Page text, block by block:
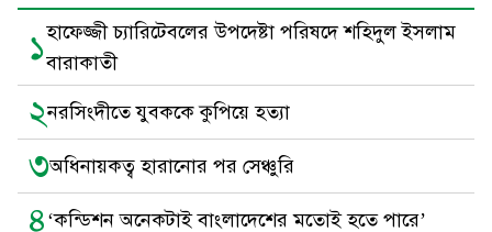
১হাফেজ্জী চ্যারিটেবলের উপদেষ্টা পরিষদে শহিদুল ইসলাম
বারাকাতী
২নরসিংদীতে যুবককে কুপিয়ে হত্যা
৩অধিনায়কত্ব হারানোর পর সেঞ্চুরি
৪‘কন্ডিশন অনেকটাই বাংলাদেশের মতোই হতে পারে’